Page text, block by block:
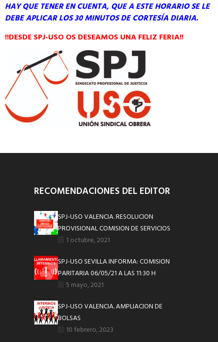
HAY QUE TENER EN CUENTA, QUE A ESTE HORARIO SE LE
DEBE APLICAR LOS 30 MINUTOS DE CORTESÍA DIARIA.
!!DESDE SPJ-USO OS DESEAMOS UNA FELIZ FERIA!!
RECOMENDACIONES DEL EDITOR
SPJ-USO VALENCIA. RESOLUCION
PROVISIONAL COMISION DE SERVICIOS
1 octubre, 2021
SPJ-USO SEVILLA INFORMA: COMISION
PARITARIA 06/05/21 A LAS 11:30 H
5 mayo, 2021
SPJ-USO VALENCIA. AMPLIACION DE
BOLSAS
10 febrero, 2023